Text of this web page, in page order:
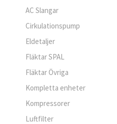
AC Slangar
Cirkulationspump
Eldetaljer
Fläktar SPAL
Fläktar Övriga
Kompletta enheter
Kompressorer
Luftfilter